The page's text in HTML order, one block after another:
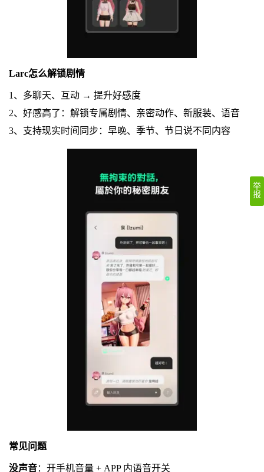
Larc怎么解锁剧情
1、多聊天、互动 → 提升好感度
2、好感高了：解锁专属剧情、亲密动作、新服装、语音
3、支持现实时间同步：早晚、季节、节日说不同内容
常见问题
没声音：开手机音量 + APP 内语音开关
举
报